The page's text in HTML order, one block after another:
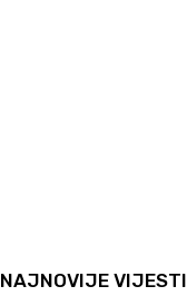
NAJNOVIJE VIJESTI